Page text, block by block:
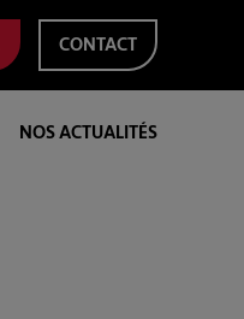
CONTACT
NOS ACTUALITÉS